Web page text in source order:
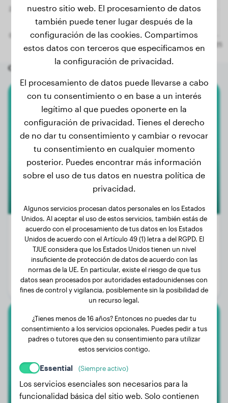
Otros perros aleatorios
Rottweiler
Banjer
Peso:
30 kg
Edad:
1 año, 10 meses
Género:
Perro macho
American Bully
Atenea
nuestro sitio web. El procesamiento de datos
también puede tener lugar después de la
configuración de las cookies. Compartimos
estos datos con terceros que especificamos en
la configuración de privacidad.
El procesamiento de datos puede llevarse a cabo
con tu consentimiento o en base a un interés
legítimo al que puedes oponerte en la
configuración de privacidad. Tienes el derecho
de no dar tu consentimiento y cambiar o revocar
tu consentimiento en cualquier momento
posterior. Puedes encontrar más información
sobre el uso de tus datos en nuestra política de
privacidad.
Algunos servicios procesan datos personales en los Estados
Unidos. Al aceptar el uso de estos servicios, también estás de
acuerdo con el procesamiento de tus datos en los Estados
Unidos de acuerdo con el Artículo 49 (1) letra a del RGPD. El
TJUE considera que los Estados Unidos tienen un nivel
insuficiente de protección de datos de acuerdo con las
normas de la UE. En particular, existe el riesgo de que tus
datos sean procesados por autoridades estadounidenses con
fines de control y vigilancia, posiblemente sin la posibilidad de
un recurso legal.
¿Tienes menos de 16 años? Entonces no puedes dar tu
consentimiento a los servicios opcionales. Puedes pedir a tus
padres o tutores que den su consentimiento para utilizar
estos servicios contigo.
Essential (Siempre activo)
Los servicios esenciales son necesarios para la
funcionalidad básica del sitio web. Solo contienen